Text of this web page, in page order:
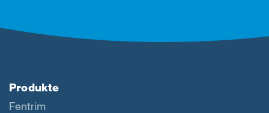
Produkte
Fentrim